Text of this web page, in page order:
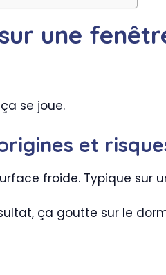
une
se joue.
et
froide. Typique sur
ça goutte sur le